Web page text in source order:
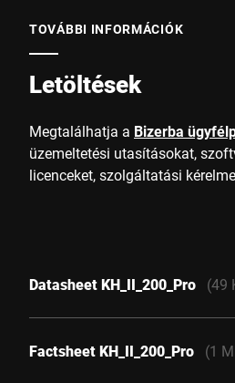
TOVÁBBI INFORMÁCIÓK
Letöltések
Megtalálhatja a Bizerba
üzemeltetési utasításokat,
licenceket, szolgáltatási
Datasheet KH_II_200_Pro (49
Factsheet KH_II_200_Pro (1